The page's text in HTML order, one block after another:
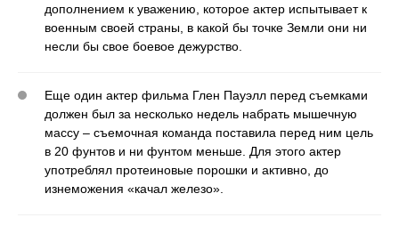
дополнением к уважению, которое актер испытывает к
военным своей страны, в какой бы точке Земли они ни
несли бы свое боевое дежурство.
Еще один актер фильма Глен Пауэлл перед съемками
должен был за несколько недель набрать мышечную
массу – съемочная команда поставила перед ним цель
в 20 фунтов и ни фунтом меньше. Для этого актер
употреблял протеиновые порошки и активно, до
изнеможения «качал железо».